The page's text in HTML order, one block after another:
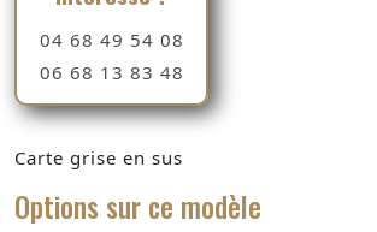
04 68 49 54 08
06 68 13 83 48
Carte grise en sus
Options sur ce modèle